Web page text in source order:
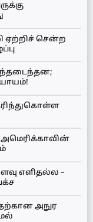
ஏற்றிச் சென்ற
அமெரிக்காவின்
எளிதல்ல –
அநுர